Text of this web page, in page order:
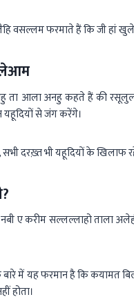
वसल्लम फरमाते हैं कि जी हां
ता आला अनहु कहते हैं की
से जंग करेंगे।
दरख़्त भी यहूदियों के
ए करीम सल्लल्लाहो ताला
में यह फरमान है कि कयामत
होता।